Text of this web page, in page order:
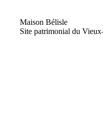
Maison Bélisle
Site patrimonial du